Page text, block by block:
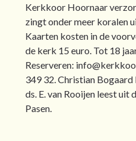
Kerkkoor Hoornaar
zingt onder meer koralen
Kaarten kosten in de
de kerk 15 euro. Tot 18
Reserveren:
349 32. Christian
ds. E. van Rooijen leest uit
Pasen.